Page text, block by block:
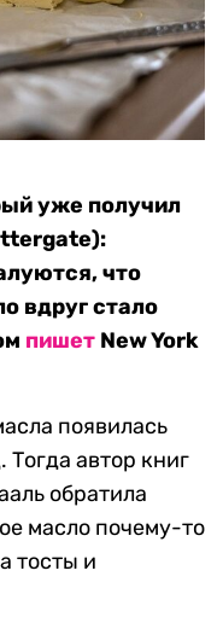
уже получил
что
вдруг стало
пишет New York
появилась
автор книг
обратила
масло почему-то
тосты и